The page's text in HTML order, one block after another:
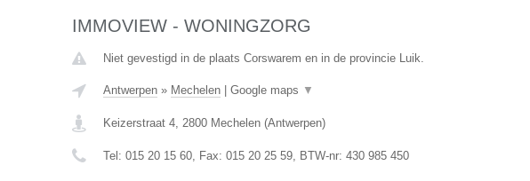
IMMOVIEW - WONINGZORG
Niet gevestigd in de plaats Corswarem en in de provincie Luik.
Antwerpen» Mechelen| Google maps ▼
Keizerstraat 4, 2800 Mechelen(Antwerpen)
Tel: 015 20 15 60, Fax: 015 20 25 59, BTW-nr: 430 985 450